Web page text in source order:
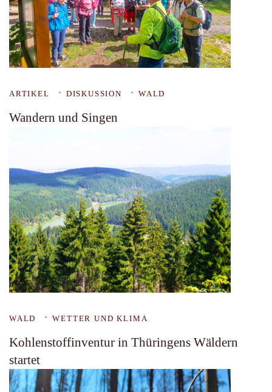
ARTIKEL DISKUSSION WALD
Wandern und Singen
WALD WETTER UND KLIMA
Kohlenstoffinventur in Thüringens Wäldern
startet